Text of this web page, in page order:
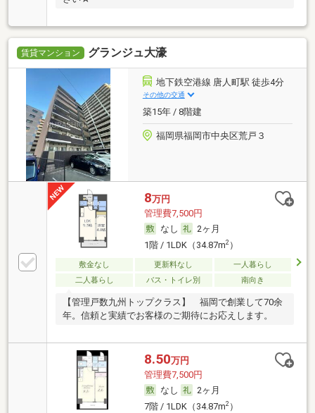
賃貸マンション グランジュ大濠
地下鉄空港線 唐人町駅 徒歩4分
その他の交通
築15年 / 8階建
福岡県福岡市中央区荒戸３
8万円
管理費7,500円
なし
2ヶ月
1階 / 1LDK（34.87m2）
敷金なし 更新料なし
一人暮らし
二人暮らし
バス・トイレ別 南向き
【管理戸数九州トップクラス】 福岡で創業して70余
年。信頼と実績でお客様のご期待にお応えします。
8.50万円
管理費7,500円
なし
2ヶ月
7階 / 1LDK（34.87m2）